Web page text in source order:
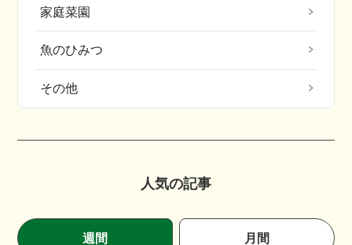
家庭菜園
魚のひみつ
その他
人気の記事
週間 月間